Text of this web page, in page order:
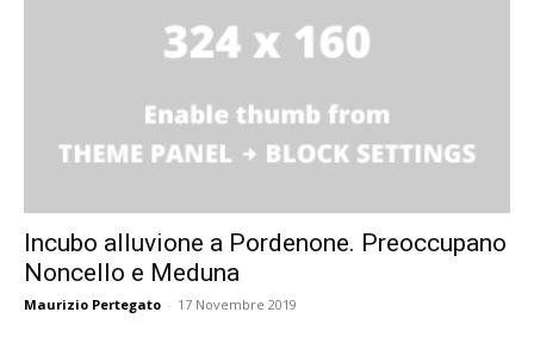
Incubo alluvione a Pordenone. Preoccupano
Noncello e Meduna
Maurizio Pertegato - 17 Novembre 2019